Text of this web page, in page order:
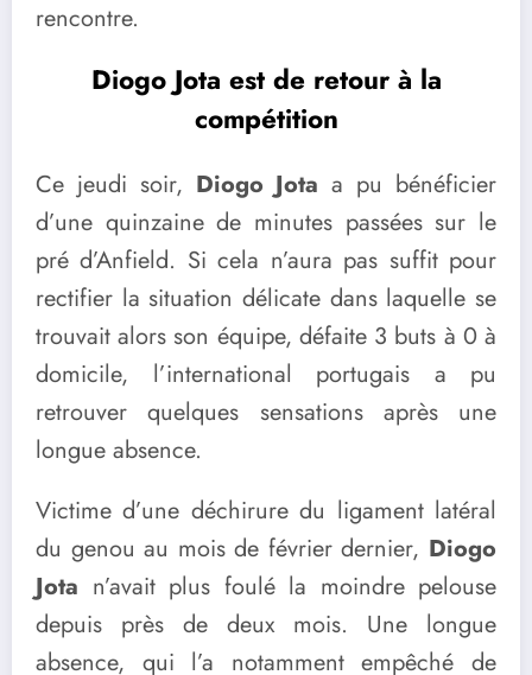
rencontre.
Diogo Jota est de retour à la
compétition
Ce jeudi soir, Diogo Jota a pu bénéficier
d’une quinzaine de minutes passées sur le
pré d’Anfield. Si cela n’aura pas suffit pour
rectifier la situation délicate dans laquelle se
trouvait alors son équipe, défaite 3 buts à 0 à
domicile, l’international portugais a pu
retrouver quelques sensations après une
longue absence.
Victime d’une déchirure du ligament latéral
du genou au mois de février dernier, Diogo
Jota n’avait plus foulé la moindre pelouse
depuis près de deux mois. Une longue
absence, qui l’a notamment empêché de